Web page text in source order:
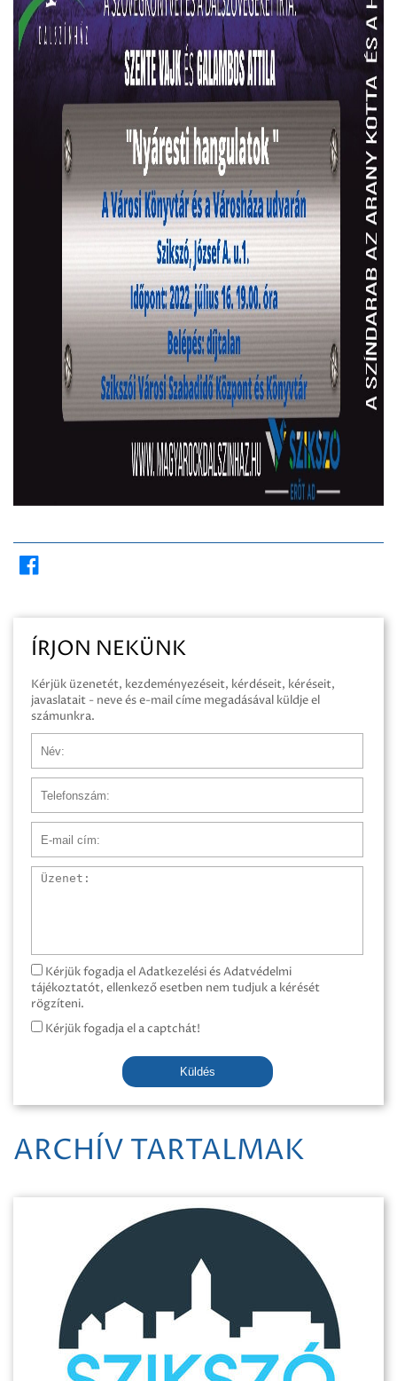
ÍRJON NEKÜNK
Kérjük üzenetét, kezdeményezéseit, kérdéseit, kéréseit,
javaslatait - neve és e-mail címe megadásával küldje el
számunkra.
Üzenet
Kérjük fogadja el Adatkezelési és Adatvédelmi
tájékoztatót, ellenkező esetben nem tudjuk a kérését
rögzíteni.
Kérjük fogadja el a captchát!
Küldés
ARCHÍV TARTALMAK